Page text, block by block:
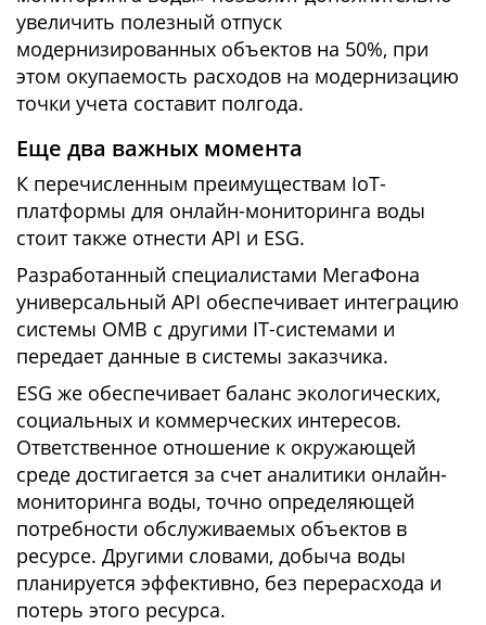
увеличить полезный отпуск
модернизированных объектов на 50%, при
этом окупаемость расходов на модернизацию
точки учета составит полгода.
Еще два важных момента
К перечисленным преимуществам IoT-
платформы для онлайн-мониторинга воды
стоит также отнести API и ESG.
Разработанный специалистами МегаФона
универсальный API обеспечивает интеграцию
системы ОМВ с другими IT-системами и
передает данные в системы заказчика.
ESG же обеспечивает баланс экологических,
социальных и коммерческих интересов.
Ответственное отношение к окружающей
среде достигается за счет аналитики онлайн-
мониторинга воды, точно определяющей
потребности обслуживаемых объектов в
ресурсе. Другими словами, добыча воды
планируется эффективно, без перерасхода и
потерь этого ресурса.